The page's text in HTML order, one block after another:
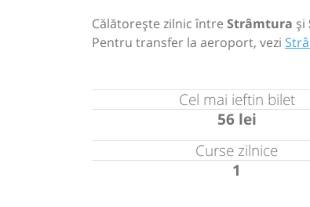
Călătorește zilnic între Strâmtura și
Pentru transfer la aeroport, vezi
Cel mai ieftin bilet
56 lei
Curse zilnice
1